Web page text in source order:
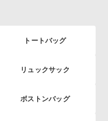
トートバッグ
リュックサック
ボストンバッグ